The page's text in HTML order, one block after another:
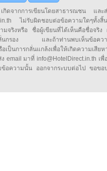
ดจากการเขียนโดยสาธารณชน และ
ไม่รับผิดชอบต่อข้อความใดๆทั้งสิ้
มจริงหรือ ชื่อผู้เขียนที่ได้เห็นคือชื่อจริง
ลั่นกรอง และถ้าท่านพบเห็นข้อควา
เป็นการกลั่นแกล้งเพื่อให้เกิดความเสีย
email มาที่ info@HotelDirect.in.th เ
ข้อความนั้น ออกจากระบบต่อไป ขอขอ